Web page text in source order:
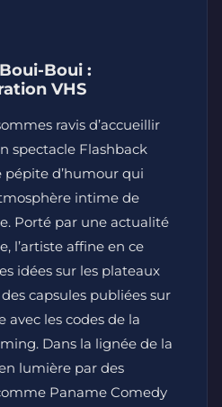
Boui :
VHS
ravis d’accueillir
spectacle Flashback
pépite d’humour qui
intime de
Porté par une actualité
l’artiste affine en ce
idées sur les plateaux
capsules publiées sur
avec les codes de la
Dans la lignée de la
lumière par des
Paname Comedy